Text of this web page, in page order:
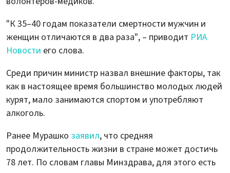
"К 35–40 годам показатели смертности мужчин и
женщин отличаются в два раза", – приводит РИА
Новости его слова.
Среди причин министр назвал внешние факторы, так
как в настоящее время большинство молодых людей
курят, мало занимаются спортом и употребляют
алкоголь.
Ранее Мурашко заявил, что средняя
продолжительность жизни в стране может достичь
78 лет. По словам главы Минздрава, для этого есть